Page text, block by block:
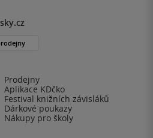
Prodejny
Aplikace KDčko
Festival knižních závisláků
Dárkové poukazy
Nákupy pro školy